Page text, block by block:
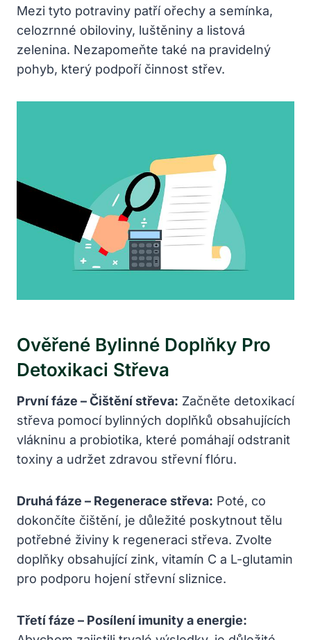
Mezi tyto potraviny patří ořechy a semínka,
celozrnné obiloviny, luštěniny a listová
zelenina. Nezapomeňte také na pravidelný
pohyb, který podpoří činnost střev.
Ověřené Bylinné Doplňky Pro
Detoxikaci Střeva
První fáze – Čištění střeva: Začněte detoxikací
střeva pomocí bylinných doplňků obsahujících
vlákninu a probiotika, které pomáhají odstranit
toxiny a udržet zdravou střevní flóru.
Druhá fáze – Regenerace střeva: Poté, co
dokončíte čištění, je důležité poskytnout tělu
potřebné živiny k regeneraci střeva. Zvolte
doplňky obsahující zink, vitamín C a L-glutamin
pro podporu hojení střevní sliznice.
Třetí fáze – Posílení imunity a energie: